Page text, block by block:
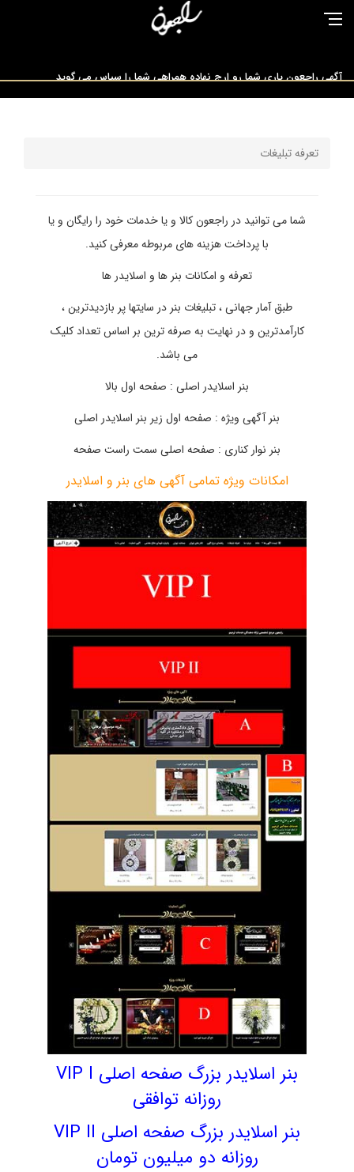
تعرفه تبلیغات
شما می توانید در راجعون کالا و یا خدمات خود را رایگان و یا
با پرداخت هزینه های مربوطه معرفی کنید.
تعرفه و امکانات بنر ها و اسلایدر ها
طبق آمار جهانی ، تبلیغات بنر در سایتها پر بازدیدترین ،
کارآمدترین و در نهایت به صرفه ترین بر اساس تعداد کلیک
می باشد.
بنر اسلایدر اصلی : صفحه اول بالا
بنر آگهی ویژه : صفحه اول زیر بنر اسلایدر اصلی
بنر نوار کناری : صفحه اصلی سمت راست صفحه
امکانات ویژه تمامی آگهی های بنر و اسلایدر
بنر اسلایدر بزرگ صفحه اصلی VIP I
روزانه توافقی
بنر اسلایدر بزرگ صفحه اصلی VIP II
روزانه دو میلیون تومان